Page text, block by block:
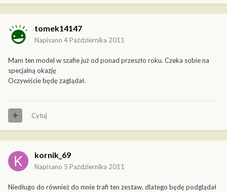
tomek14147
Napisano 4 Października 2011
Mam ten model w szafie już od ponad przeszło roku. Czeka sobie na
specjalną okazję
Oczywiście będę zaglądał.
Cytuj
kornik_69
Napisano 5 Października 2011
Niedługo do również do mnie trafi ten zestaw, dlatego będę podglądał